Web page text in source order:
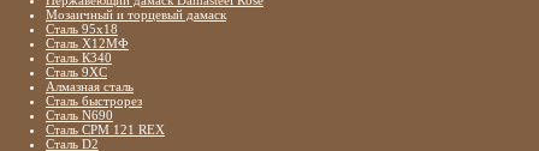
Мозаичный и торцевый дамаск
Сталь 95х18
Сталь Х12МФ
Сталь К340
Сталь 9ХС
Алмазная сталь
Сталь быстрорез
Сталь N690
Сталь CPM 121 REX
Сталь D2